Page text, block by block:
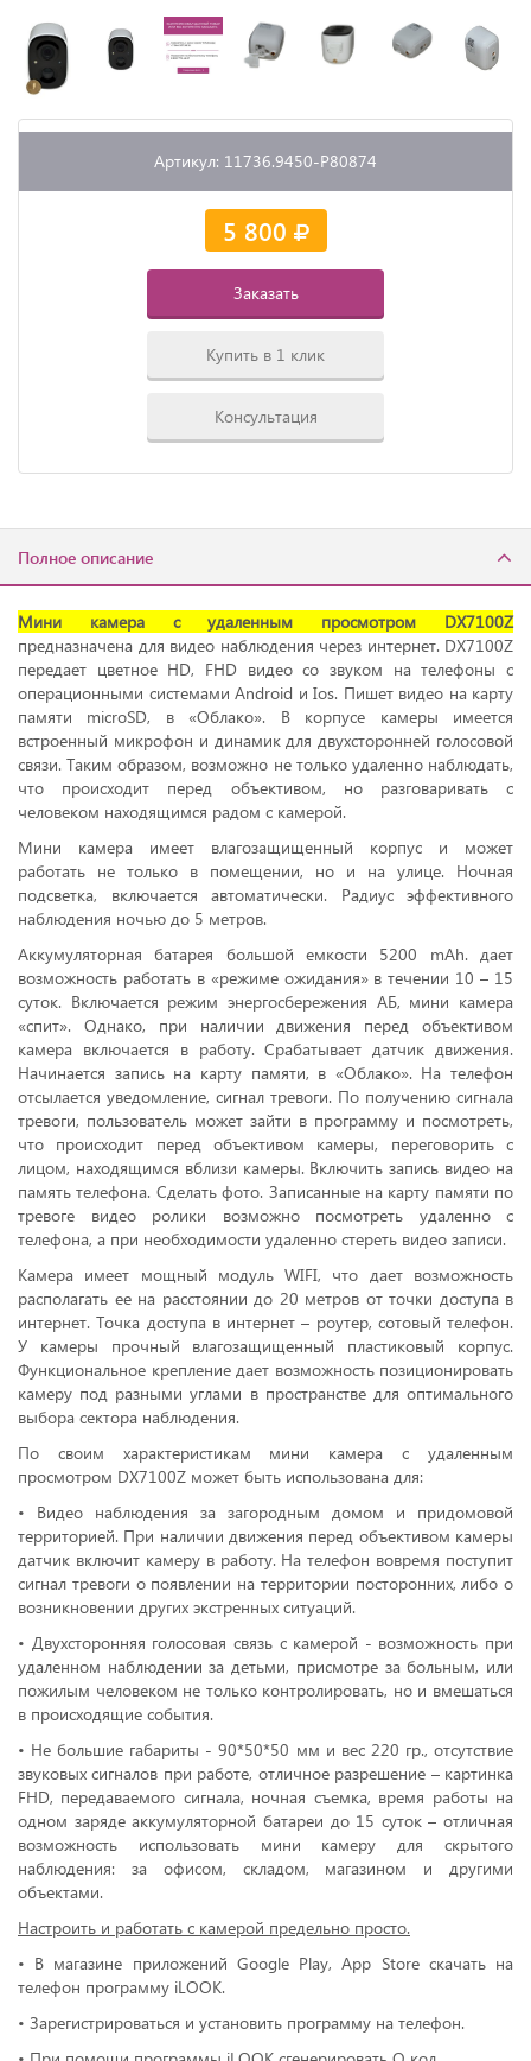
Артикул: 11736.9450-P80874
5 800
Заказать
Купить в 1 клик
Консультация
Полное описание
Мини камера с удаленным просмотром DX7100Z
предназначена для видео наблюдения через интернет. DX7100Z
передает цветное HD, FHD видео со звуком на телефоны с
операционными системами Android и Ios. Пишет видео на карту
памяти microSD, в «Облако». В корпусе камеры имеется
встроенный микрофон и динамик для двухсторонней голосовой
связи. Таким образом, возможно не только удаленно наблюдать,
что происходит перед объективом, но разговаривать с
человеком находящимся радом с камерой.
Мини камера имеет влагозащищенный корпус и может
работать не только в помещении, но и на улице. Ночная
подсветка, включается автоматически. Радиус эффективного
наблюдения ночью до 5 метров.
Аккумуляторная батарея большой емкости 5200 mAh. дает
возможность работать в «режиме ожидания» в течении 10 – 15
суток. Включается режим энергосбережения АБ, мини камера
«спит». Однако, при наличии движения перед объективом
камера включается в работу. Срабатывает датчик движения.
Начинается запись на карту памяти, в «Облако». На телефон
отсылается уведомление, сигнал тревоги. По получению сигнала
тревоги, пользователь может зайти в программу и посмотреть,
что происходит перед объективом камеры, переговорить с
лицом, находящимся вблизи камеры. Включить запись видео на
память телефона. Сделать фото. Записанные на карту памяти по
тревоге видео ролики возможно посмотреть удаленно с
телефона, а при необходимости удаленно стереть видео записи.
Камера имеет мощный модуль WIFI, что дает возможность
располагать ее на расстоянии до 20 метров от точки доступа в
интернет. Точка доступа в интернет – роутер, сотовый телефон.
У камеры прочный влагозащищенный пластиковый корпус.
Функциональное крепление дает возможность позиционировать
камеру под разными углами в пространстве для оптимального
выбора сектора наблюдения.
По своим характеристикам мини камера с удаленным
просмотром DX7100Z может быть использована для:
• Видео наблюдения за загородным домом и придомовой
территорией. При наличии движения перед объективом камеры
датчик включит камеру в работу. На телефон вовремя поступит
сигнал тревоги о появлении на территории посторонних, либо о
возникновении других экстренных ситуаций.
• Двухсторонняя голосовая связь с камерой - возможность при
удаленном наблюдении за детьми, присмотре за больным, или
пожилым человеком не только контролировать, но и вмешаться
в происходящие события.
• Не большие габариты - 90*50*50 мм и вес 220 гр., отсутствие
звуковых сигналов при работе, отличное разрешение – картинка
FHD, передаваемого сигнала, ночная съемка, время работы на
одном заряде аккумуляторной батареи до 15 суток – отличная
возможность использовать мини камеру для скрытого
наблюдения: за офисом, складом, магазином и другими
объектами.
Настроить и работать с камерой предельно просто.
• В магазине приложений Google Play, App Store скачать на
телефон программу iLOOK.
• Зарегистрироваться и установить программу на телефон.